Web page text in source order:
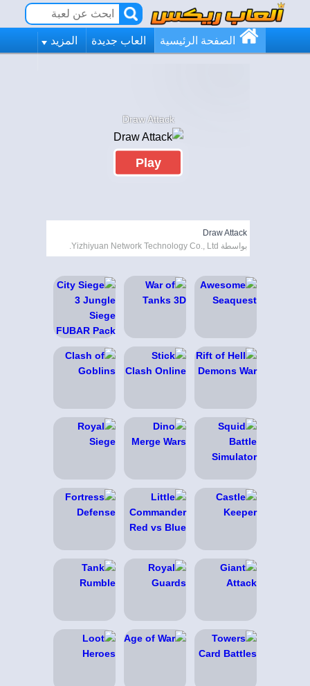
الصفحة الرئيسية العاب جديدة المزيد
Draw Attack
Play
Draw Attack
بواسطة Yizhiyuan Network Technology Co., Ltd.